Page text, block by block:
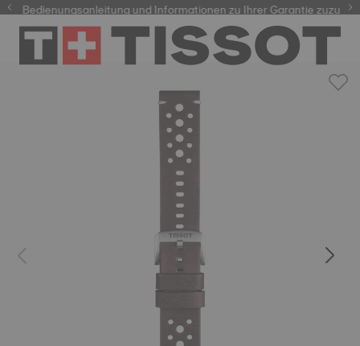
Bedienungsanleitung und Informationen zu Ihrer Garantie